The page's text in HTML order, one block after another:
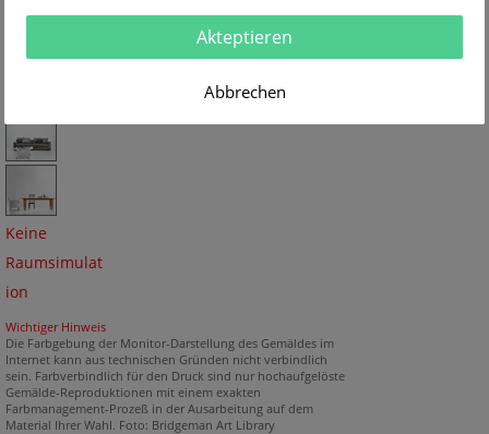
Keine
Raumsimulat
ion
Wichtiger Hinweis
Die Farbgebung der Monitor-Darstellung des Gemäldes im
Internet kann aus technischen Gründen nicht verbindlich
sein. Farbverbindlich für den Druck sind nur hochaufgelöste
Gemälde-Reproduktionen mit einem exakten
Farbmanagement-Prozeß in der Ausarbeitung auf dem
Material Ihrer Wahl. Foto: Bridgeman Art Library
Akteptieren
Abbrechen